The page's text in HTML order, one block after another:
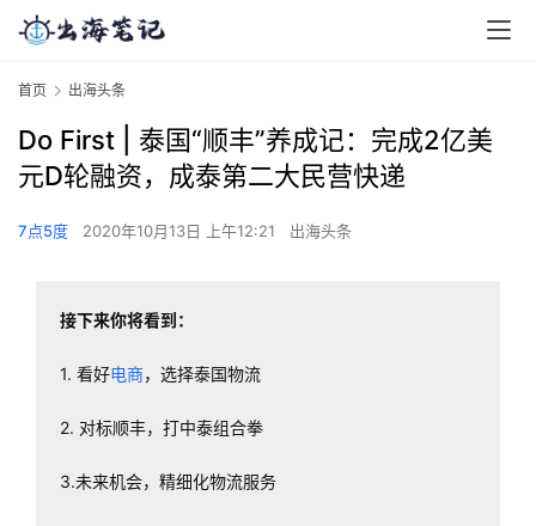
首页 出海头条
Do First | 泰国“顺丰”养成记：完成2亿美
元D轮融资，成泰第二大民营快递
7点5度 2020年10月13日 上午12:21 出海头条
接下来你将看到：
1. 看好电商，选择泰国物流
2. 对标顺丰，打中泰组合拳
3.未来机会，精细化物流服务